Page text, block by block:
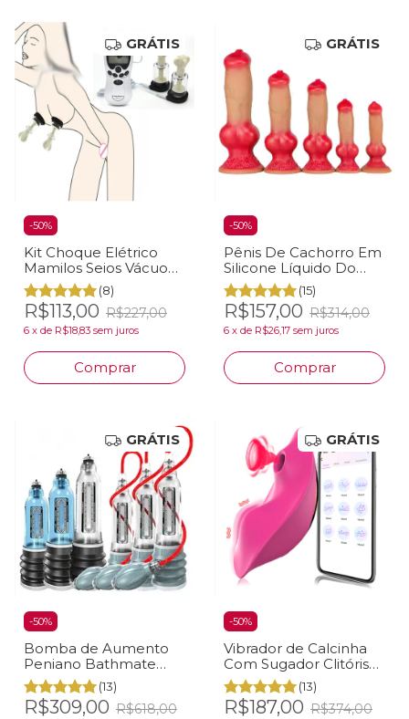
GRÁTIS
-50%
Kit Choque Elétrico
Mamilos Seios Vácuo
Sadomasoquismo
BDSM
(8)
R$113,00 R$227,00
6 x de R$18,83 sem juros
Comprar
GRÁTIS
-50%
Pênis De Cachorro Em
Silicone Líquido Do
Pequeno Ao Gigante
(15)
R$157,00 R$314,00
6 x de R$26,17 sem juros
Comprar
GRÁTIS
-50%
Bomba de Aumento
Peniano Bathmate
Hydromax Aumentar
Pênis Vácuo de Água
(13)
R$309,00 R$618,00
GRÁTIS
-50%
Vibrador de Calcinha
Com Sugador Clitóris
Bluetooth Celular
(13)
R$187,00 R$374,00